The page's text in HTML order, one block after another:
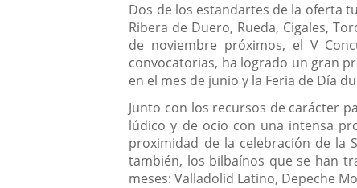
Dos de los estandartes de la oferta
Ribera de Duero, Rueda, Cigales,
de noviembre próximos, el V
convocatorias, ha logrado un gran
en el mes de junio y la Feria de Día
Junto con los recursos de carácter
lúdico y de ocio con una intensa
proximidad de la celebración de la
también, los bilbaínos que se han
meses: Valladolid Latino, Depeche